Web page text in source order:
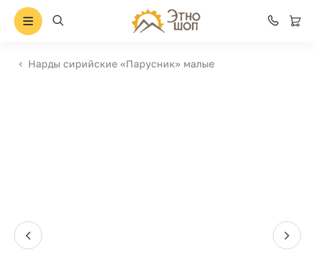
Нарды сирийские «Парусник» малые